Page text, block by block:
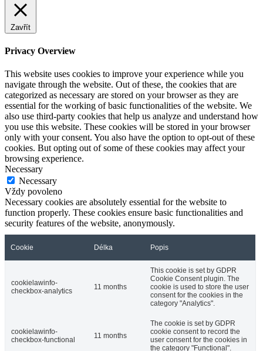
Zavřít
Privacy Overview
This website uses cookies to improve your experience while you
navigate through the website. Out of these, the cookies that are
categorized as necessary are stored on your browser as they are
essential for the working of basic functionalities of the website. We
also use third-party cookies that help us analyze and understand how
you use this website. These cookies will be stored in your browser
only with your consent. You also have the option to opt-out of these
cookies. But opting out of some of these cookies may affect your
browsing experience.
Necessary
Necessary
Vždy povoleno
Necessary cookies are absolutely essential for the website to
function properly. These cookies ensure basic functionalities and
security features of the website, anonymously.
Cookie Délka Popis
cookielawinfo-
checkbox-analytics
11 months
This cookie is set by GDPR
Cookie Consent plugin. The
cookie is used to store the user
consent for the cookies in the
category "Analytics".
cookielawinfo-
checkbox-functional
11 months
The cookie is set by GDPR
cookie consent to record the
user consent for the cookies in
the category "Functional".